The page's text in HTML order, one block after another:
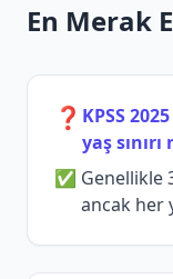
En Merak
❓ KPSS
yaş
Genellikle
ancak her